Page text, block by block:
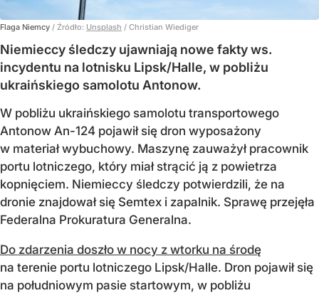
Flaga Niemcy / Źródło: Unsplash / Christian Wiediger
Niemieccy śledczy ujawniają nowe fakty ws.
incydentu na lotnisku Lipsk/Halle, w pobliżu
ukraińskiego samolotu Antonow.
W pobliżu ukraińskiego samolotu transportowego
Antonow An-124 pojawił się dron wyposażony
w materiał wybuchowy. Maszynę zauważył pracownik
portu lotniczego, który miał strącić ją z powietrza
kopnięciem. Niemieccy śledczy potwierdzili, że na
dronie znajdował się Semtex i zapalnik. Sprawę przejęła
Federalna Prokuratura Generalna.
Do zdarzenia doszło w nocy z wtorku na środę
na terenie portu lotniczego Lipsk/Halle. Dron pojawił się
na południowym pasie startowym, w pobliżu